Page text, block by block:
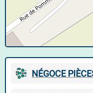
NÉGOCE